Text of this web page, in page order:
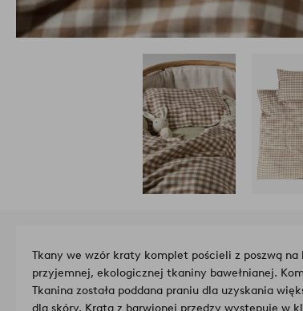
Tkany we wzór kraty komplet pościeli z poszwą na
przyjemnej, ekologicznej tkaniny bawełnianej.
Tkanina została poddana praniu dla uzyskania
dla skóry. Krata z barwionej przędzy występuje w